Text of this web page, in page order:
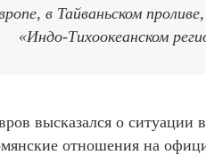
в Тайваньском
«Индо-Тихоокеанском
высказался о ситуации
отношения на